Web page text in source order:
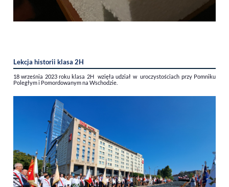
Lekcja historii klasa 2H
18 września 2023 roku klasa 2H wzięła udział w uroczystościach przy Pomniku
Poległym i Pomordowanym na Wschodzie.